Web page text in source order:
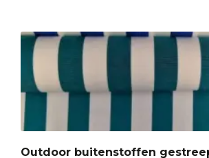
Outdoor buitenstoffen
Dit
product
heeft
meerdere
variaties.
Deze
kan